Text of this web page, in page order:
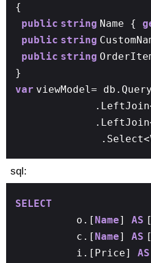
{
public string Name {
public string
public string
}
var viewModel=
sql:
SELECT
o.[ Name] AS [
c.[ Name] AS
i.[Price] AS